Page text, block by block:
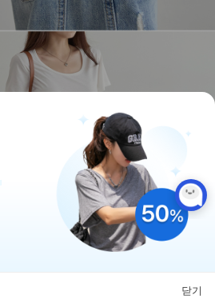
닫기
마이페이지